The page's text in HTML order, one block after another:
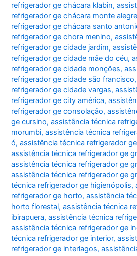
refrigerador ge chácara klabin,
refrigerador ge chácara monte alegre
refrigerador ge chácara santo
refrigerador ge chora menino,
refrigerador ge cidade jardim,
refrigerador ge cidade mãe do céu,
refrigerador ge cidade monções,
refrigerador ge cidade são francisco
refrigerador ge cidade vargas,
refrigerador ge city américa,
refrigerador ge consolação,
ge cursino,assistência técnica
morumbi,assistência técnica
ó,assistência técnica refrigerador
assistência técnica refrigerador ge
assistência técnica refrigerador ge
assistência técnica refrigerador ge
técnica refrigerador ge higienópolis,
refrigerador ge horto,assistência
horto florestal,assistência técnica
ibirapuera,assistência técnica
assistência técnica refrigerador ge
técnica refrigerador ge interior,
refrigerador ge interlagos,